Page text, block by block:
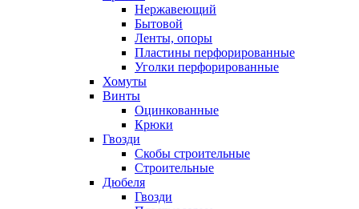
Нержавеющий
Бытовой
Ленты, опоры
Пластины перфорированные
Уголки перфорированные
Хомуты
Винты
Оцинкованные
Крюки
Гвозди
Скобы строительные
Строительные
Дюбеля
Гвозди